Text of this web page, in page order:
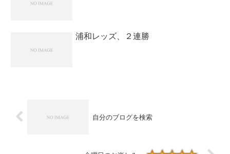
浦和レッズ、２連勝
自分のブログを検索